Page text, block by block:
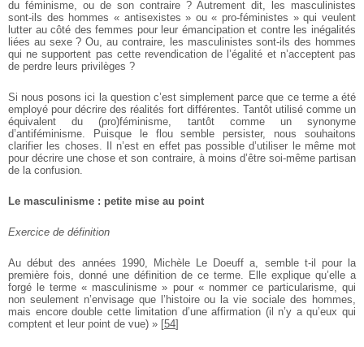
du féminisme, ou de son contraire ? Autrement dit, les masculinistes
sont-ils des hommes « antisexistes » ou « pro-féministes » qui veulent
lutter au côté des femmes pour leur émancipation et contre les inégalités
liées au sexe ? Ou, au contraire, les masculinistes sont-ils des hommes
qui ne supportent pas cette revendication de l’égalité et n’acceptent pas
de perdre leurs privilèges ?
Si nous posons ici la question c’est simplement parce que ce terme a été
employé pour décrire des réalités fort différentes. Tantôt utilisé comme un
équivalent du (pro)féminisme, tantôt comme un synonyme
d’antiféminisme. Puisque le flou semble persister, nous souhaitons
clarifier les choses. Il n’est en effet pas possible d’utiliser le même mot
pour décrire une chose et son contraire, à moins d’être soi-même partisan
de la confusion.
Le masculinisme : petite mise au point
Exercice de définition
Au début des années 1990, Michèle Le Doeuff a, semble t-il pour la
première fois, donné une définition de ce terme. Elle explique qu’elle a
forgé le terme « masculinisme » pour « nommer ce particularisme, qui
non seulement n’envisage que l’histoire ou la vie sociale des hommes,
mais encore double cette limitation d’une affirmation (il n’y a qu’eux qui
comptent et leur point de vue) » [54]